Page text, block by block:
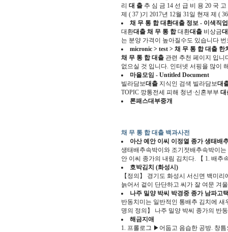
리 대 출 추 심 금 14 선 급 비 용 20 국
제 ( 37 )기 2017년 12월 31일 현재 제 (
채 무 통 합대환대출 정보 - 이색직
대환대출 채 무 통 합대환대출 비상금
는 분양 가격이 높아질수도 있습니다 번
micronic > test > 채 무 통 합 대출 한
채 무 통 합 대출 관련 추천 페이지 입니
없으실 것 입니다. 인터넷 서핑을 많이
마을모임 - Untitled Document
빌라담보대출 지식인 검색 빌라담보대
TOPIC 깡통전세 피해 청년·신혼부부 대
론패스대부중개
채 무 통 합 대출 백과사전
아산 예안 이씨 이정열 종가 생태배
생태배추속박이와 조기젓배추속박이
안 이씨 종가의 내림 김치다. 【 1. 배추
호박김치 (화성시)
【정의】 경기도 화성시 서신면 백미
늙어서 겉이 단단하고 씨가 잘 여문 겨
나주 밀양 박씨 박경중 종가 남파고
반동치미는 일반적인 통배추 김치에
명의 정의】 나주 밀양 박씨 종가의 반
해금지애
1. 프롤로그 ▶어둡고 음습한 공방. 창